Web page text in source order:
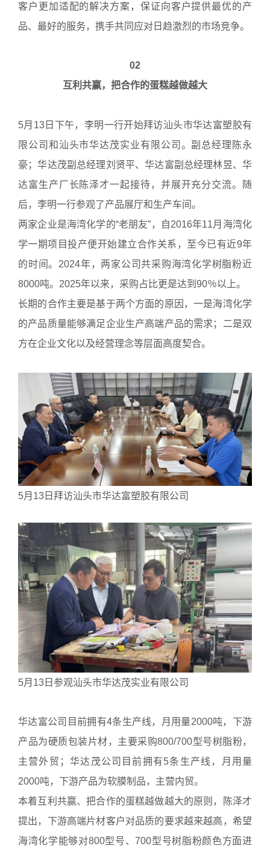
客户更加适配的解决方案，保证向客户提供最优的产
品、最好的服务，携手共同应对日趋激烈的市场竞争。
02
互利共赢，把合作的蛋糕越做越大
5月13日下午，李明一行开始拜访汕头市华达富塑胶有
限公司和汕头市华达茂实业有限公司。副总经理陈永
豪；华达茂副总经理刘贤平、华达富副总经理林昱、华
达富生产厂长陈泽才一起接待，并展开充分交流。随
后，李明一行参观了产品展厅和生产车间。
两家企业是海湾化学的“老朋友”，自2016年11月海湾化
学一期项目投产便开始建立合作关系，至今已有近9年
的时间。2024年，两家公司共采购海湾化学树脂粉近
8000吨。2025年以来，采购占比更是达到90％以上。
长期的合作主要是基于两个方面的原因，一是海湾化学
的产品质量能够满足企业生产高端产品的需求；二是双
方在企业文化以及经营理念等层面高度契合。
5月13日拜访汕头市华达富塑胶有限公司
5月13日参观汕头市华达茂实业有限公司
华达富公司目前拥有4条生产线，月用量2000吨，下游
产品为硬质包装片材，主要采购800/700型号树脂粉，
主营外贸；华达茂公司目前拥有5条生产线，月用量
2000吨，下游产品为软膜制品，主营内贸。
本着互利共赢、把合作的蛋糕越做越大的原则，陈泽才
提出，下游高端片材客户对品质的要求越来越高，希望
海湾化学能够对800型号、700型号树脂粉颜色方面进